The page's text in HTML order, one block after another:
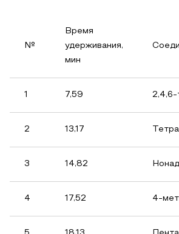
№
Время
удерживания,
мин
1 7,59 2,4,6-
2 13,17
3 14,82
4 17,52 4-